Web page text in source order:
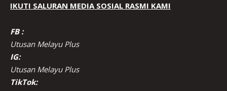
IKUTI SALURAN MEDIA SOSIAL RASMI KAMI
FB :
Utusan Melayu Plus
IG:
Utusan Melayu Plus
TikTok: